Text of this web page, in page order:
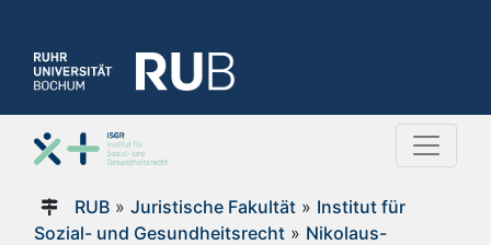
RUB» Juristische Fakultät» Institut für
Sozial- und Gesundheitsrecht » Nikolaus-